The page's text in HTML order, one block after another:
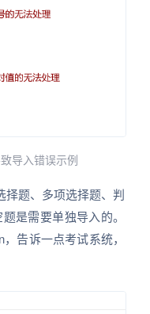
导入错误示例
择题、多项选择题、判
是需要单独导入的。
告诉一点考试系统，